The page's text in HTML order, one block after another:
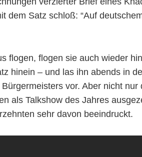
dem Satz schloß: “Auf
flogen, flogen sie auch wieder
hinein – und las ihn abends in
vor. Aber nicht nur
als Talkshow des Jahres
sehr davon beeindruckt.